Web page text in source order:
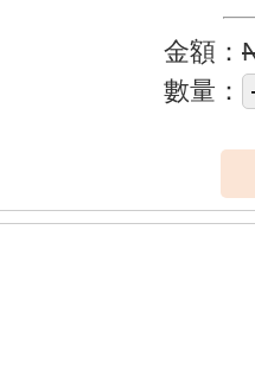
金額：
數量：